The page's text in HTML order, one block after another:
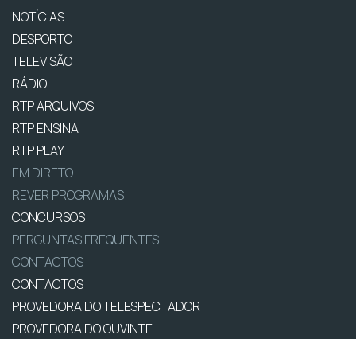
NOTÍCIAS
DESPORTO
TELEVISÃO
RÁDIO
RTP ARQUIVOS
RTP ENSINA
RTP PLAY
EM DIRETO
REVER PROGRAMAS
CONCURSOS
PERGUNTAS FREQUENTES
CONTACTOS
CONTACTOS
PROVEDORA DO TELESPECTADOR
PROVEDORA DO OUVINTE